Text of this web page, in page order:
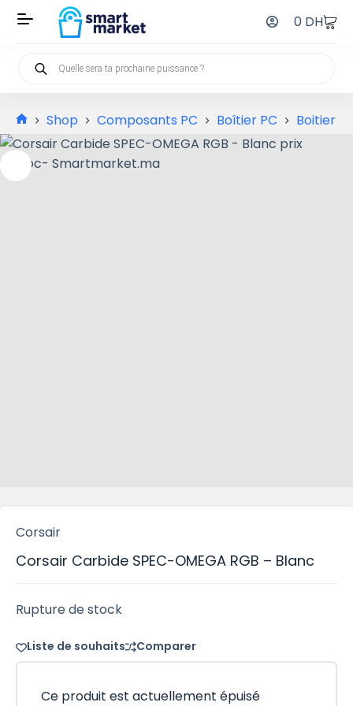
0 DH
Shop Composants PC Boîtier PC Boitier
Corsair
Corsair Carbide SPEC-OMEGA RGB – Blanc
Rupture de stock
Liste de souhaits Comparer
Ce produit est actuellement épuisé